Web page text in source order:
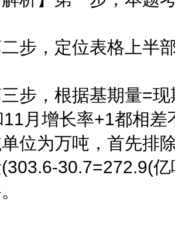
，定位表格上半
，根据基期量=现
11月增长率+1都相
位为万吨，首先排
30.7=272.9(